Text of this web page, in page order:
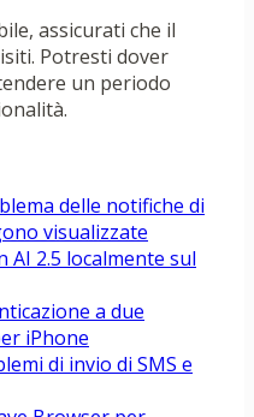
assicurati che il
Potresti dover
un periodo
delle notifiche di
visualizzate
AI 2.5 localmente sul
a due
iPhone
di invio di SMS e